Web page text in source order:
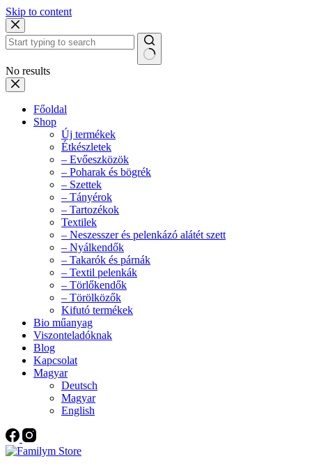
Skip to content
No results
Főoldal
Shop
Új termékek
Étkészletek
– Evőeszközök
– Poharak és bögrék
– Szettek
– Tányérok
– Tartozékok
Textilek
– Neszesszer és pelenkázó alátét szett
– Nyálkendők
– Takarók és párnák
– Textil pelenkák
– Törlőkendők
– Törölközők
Kifutó termékek
Bio műanyag
Viszonteladóknak
Blog
Kapcsolat
Magyar
Deutsch
Magyar
English